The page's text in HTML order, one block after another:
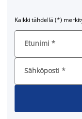
Kaikki tähdellä (*)
Etunimi *
Sähköposti *